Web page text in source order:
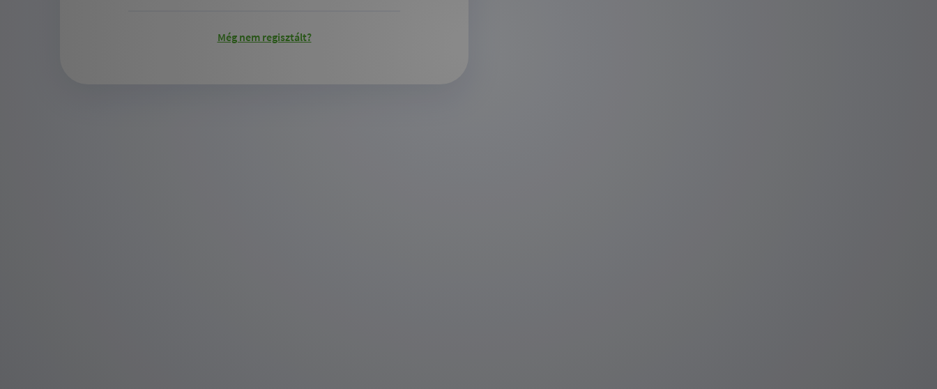
Még nem regisztált?